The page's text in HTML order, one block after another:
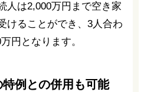
人は2,000万円まで空き家
けることができ、3人合わ
円となります。
例との併用も可能